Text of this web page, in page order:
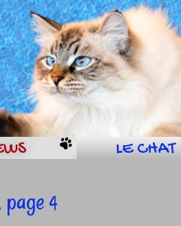
LE CHAT
page4